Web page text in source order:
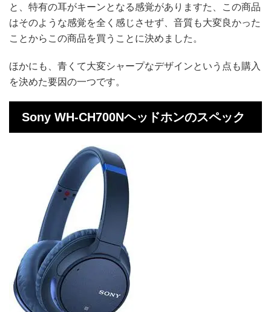
と、特有の耳がキーンとなる感覚がありますた、この商品
はそのような感覚を全く感じさせず、音質も大変良かった
ことからこの商品を買うことに決めました。
ほかにも、青くて大変シャープなデザインという点も購入
を決めた要因の一つです。
Sony WH-CH700Nヘッドホンのスペック